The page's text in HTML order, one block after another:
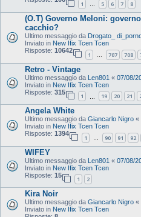
1 … 5 6 7 8
(O.T) Governo Meloni:
cacchio?
Ultimo messaggio da Drogato_
Inviato in New Ifix Tcen Tcen
Risposte: 10642
1 707 708
Retro - Vintage
Ultimo messaggio da Len801 « 07/08/
Inviato in New Ifix Tcen Tcen
Risposte: 315
1 19 20 21
Angela White
Ultimo messaggio da Giancarlo Nigro «
Inviato in New Ifix Tcen Tcen
Risposte: 1394
1 … 90 91 92
WIFEY
Ultimo messaggio da Len801 « 07/08/
Inviato in New Ifix Tcen Tcen
Risposte: 15
1 2
Kira Noir
Ultimo messaggio da Giancarlo Nigro «
Inviato in New Ifix Tcen Tcen